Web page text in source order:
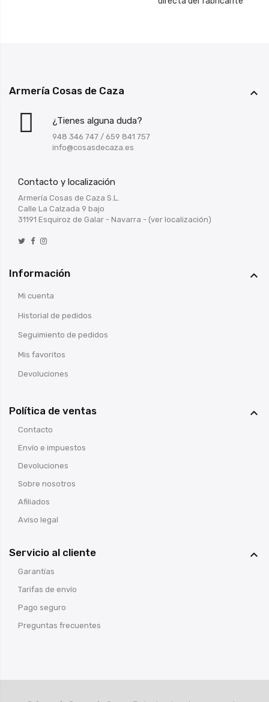
Armería Cosas de Caza 
¿Tienes alguna duda?
948 346 747 / 659 841 757
info@cosasdecaza.es
Contacto y localización
Armería Cosas de Caza S.L.
Calle La Calzada 9 bajo
31191 Esquiroz de Galar - Navarra - (ver localización)
Información 
Mi cuenta
Historial de pedidos
Seguimiento de pedidos
Mis favoritos
Devoluciones
Política de ventas 
Contacto
Envío e impuestos
Devoluciones
Sobre nosotros
Afiliados
Aviso legal
Servicio al cliente 
Garantías
Tarifas de envío
Pago seguro
Preguntas frecuentes